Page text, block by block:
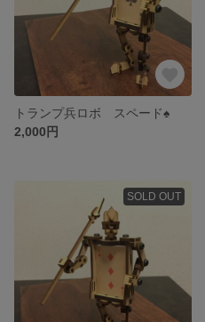
トランプ兵ロボ スペード♠︎
2,000円
SOLD OUT